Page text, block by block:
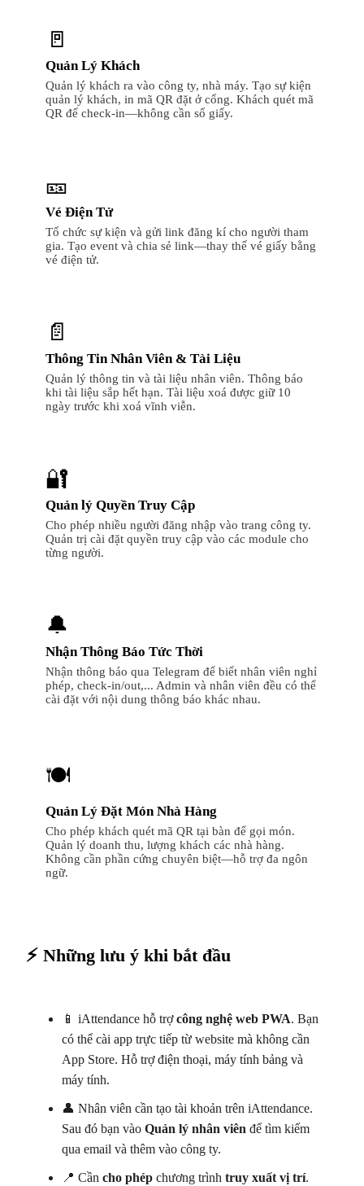
🚪
Quản Lý Khách
Quản lý khách ra vào công ty, nhà máy. Tạo sự kiện
quản lý khách, in mã QR đặt ở cổng. Khách quét mã
QR để check-in—không cần sổ giấy.
🎫
Vé Điện Tử
Tổ chức sự kiện và gửi link đăng kí cho người tham
gia. Tạo event và chia sẻ link—thay thế vé giấy bằng
vé điện tử.
📄
Thông Tin Nhân Viên & Tài Liệu
Quản lý thông tin và tài liệu nhân viên. Thông báo
khi tài liệu sắp hết hạn. Tài liệu xoá được giữ 10
ngày trước khi xoá vĩnh viễn.
🔐
Quản lý Quyền Truy Cập
Cho phép nhiều người đăng nhập vào trang công ty.
Quản trị cài đặt quyền truy cập vào các module cho
từng người.
🔔
Nhận Thông Báo Tức Thời
Nhận thông báo qua Telegram để biết nhân viên nghỉ
phép, check-in/out,... Admin và nhân viên đều có thể
cài đặt với nội dung thông báo khác nhau.
🍽️
Quản Lý Đặt Món Nhà Hàng
Cho phép khách quét mã QR tại bàn để gọi món.
Quản lý doanh thu, lượng khách các nhà hàng.
Không cần phần cứng chuyên biệt—hỗ trợ đa ngôn
ngữ.
⚡ Những lưu ý khi bắt đầu
📱 iAttendance hỗ trợcông nghệ web PWA. Bạn
có thể cài app trực tiếp từ website mà không cần
App Store. Hỗ trợ điện thoại, máy tính bảng và
máy tính.
👤 Nhân viên cần tạo tài khoản trên iAttendance.
Sau đó bạn vào Quản lý nhân viên để tìm kiếm
qua email và thêm vào công ty.
📍 Cần cho phép chương trình truy xuất vị trí.